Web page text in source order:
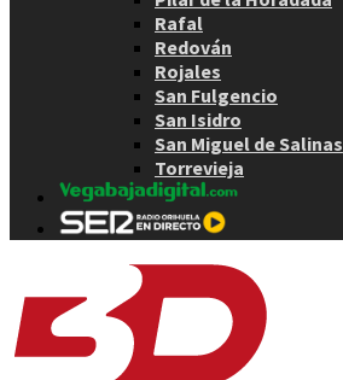
Rafal
Redován
Rojales
San Fulgencio
San Isidro
San Miguel de Salinas
Torrevieja